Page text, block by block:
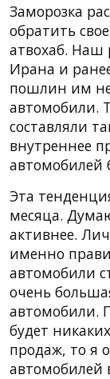
Заморозка
обратить
атвохаб. Наш
Ирана и
пошлин им
автомобили.
составляли
внутреннее
автомобилей
Эта
месяца.
активнее.
именно
автомобили
очень
автомобили.
будет
продаж, то я
автомобилей